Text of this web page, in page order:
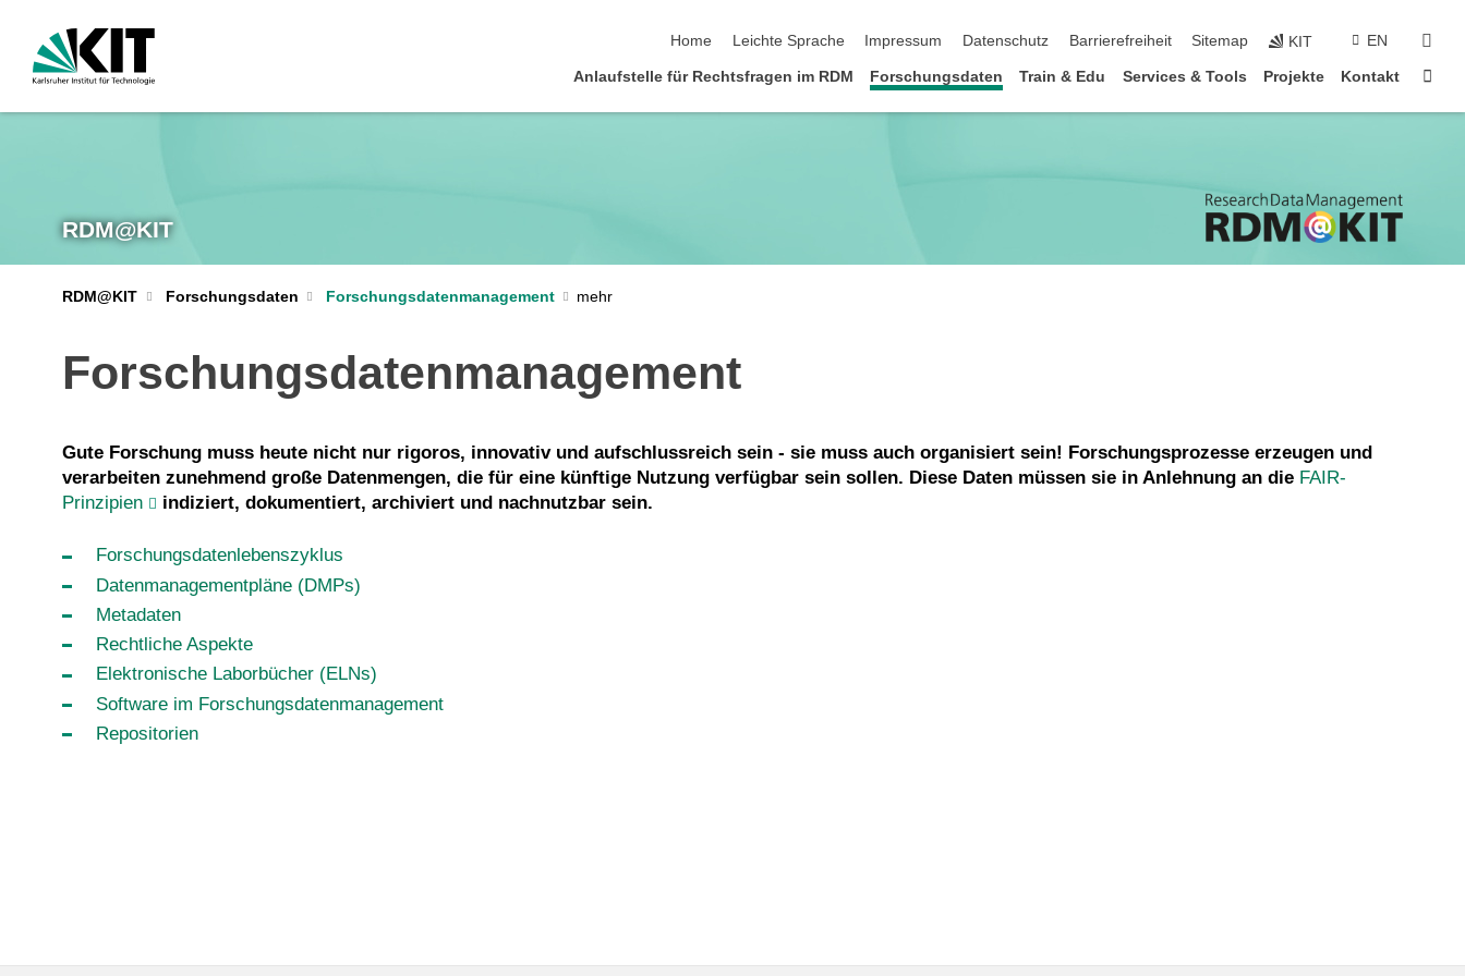
Home
Leichte Sprache Impressum Datenschutz Barrierefreiheit Sitemap KIT EN
Anlaufstelle für Rechtsfragen im RDM Forschungsdaten Train & Edu Services & Tools Projekte Kontakt
RDM@KIT
RDM@KIT Forschungsdaten Forschungsdatenmanagement
Forschungsdatenmanagement
Gute Forschung muss heute nicht nur rigoros, innovativ und aufschlussreich sein - sie muss auch organisiert sein! Forschungsprozesse erzeugen und
verarbeiten zunehmend große Datenmengen, die für eine künftige Nutzung verfügbar sein sollen. Diese Daten müssen sie in Anlehnung an die FAIR-
Prinzipien
indiziert, dokumentiert, archiviert und nachnutzbar sein.
Forschungsdatenlebenszyklus
Datenmanagementpläne (DMPs)
Metadaten
Rechtliche Aspekte
Elektronische Laborbücher (ELNs)
Software im Forschungsdatenmanagement
Repositorien